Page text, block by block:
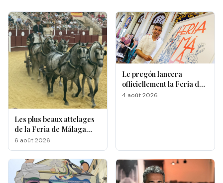
Les plus beaux attelages
de la Feria de Málaga
s'affrontent à La
Malagueta
6 août 2026
Le pregón lancera
officiellement la Feria de
Málaga 2026
4 août 2026